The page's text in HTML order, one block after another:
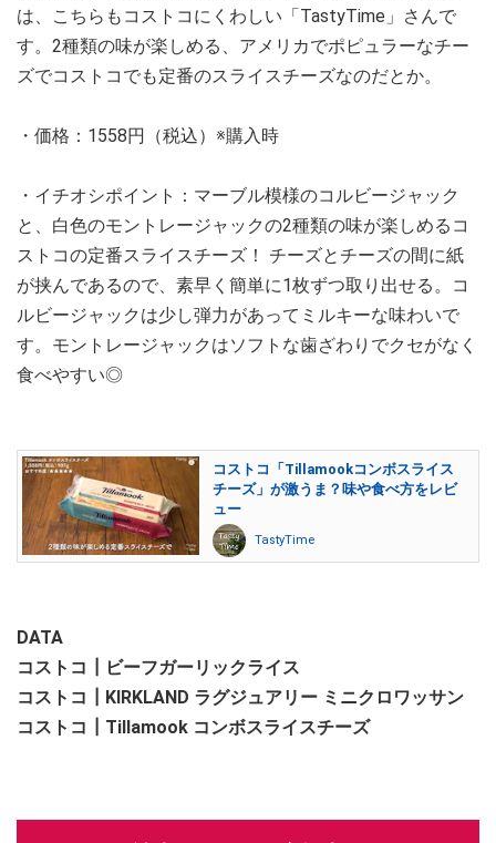
は、こちらもコストコにくわしい「TastyTime」さんで
す。2種類の味が楽しめる、アメリカでポピュラーなチー
ズでコストコでも定番のスライスチーズなのだとか。
・価格：1558円（税込）※購入時
・イチオシポイント：マーブル模様のコルビージャック
と、白色のモントレージャックの2種類の味が楽しめるコ
ストコの定番スライスチーズ！ チーズとチーズの間に紙
が挟んであるので、素早く簡単に1枚ずつ取り出せる。コ
ルビージャックは少し弾力があってミルキーな味わいで
す。モントレージャックはソフトな歯ざわりでクセがなく
食べやすい◎
コストコ「Tillamookコンボスライス
チーズ」が激うま？味や食べ方をレビ
ュー
TastyTime
DATA
コストコ┃ビーフガーリックライス
コストコ┃KIRKLAND ラグジュアリー ミニクロワッサン
コストコ┃Tillamook コンボスライスチーズ